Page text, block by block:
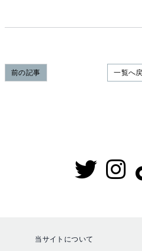
一覧へ
前の記事
当サイトについて